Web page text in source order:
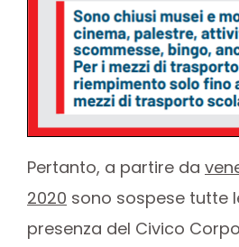
Pertanto, a partire da
2020 sono sospese tutte
presenza del Civico